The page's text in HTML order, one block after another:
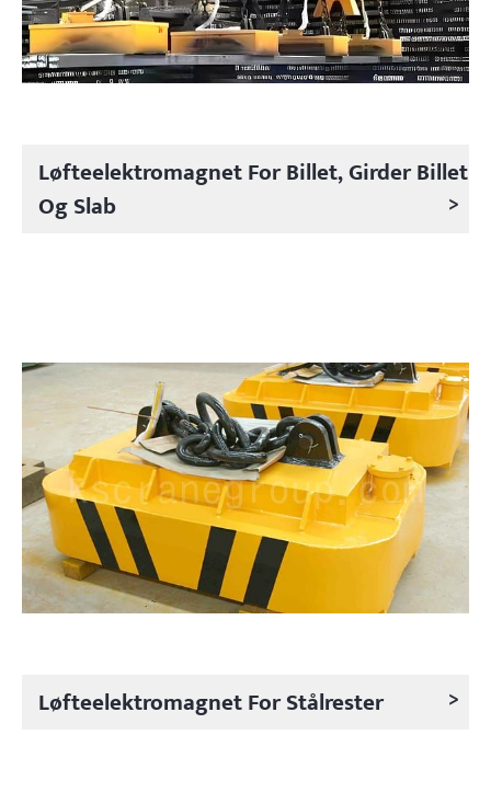
Løfteelektromagnet For Billet, Girder Billet
Og Slab
>
Løfteelektromagnet For Stålrester >